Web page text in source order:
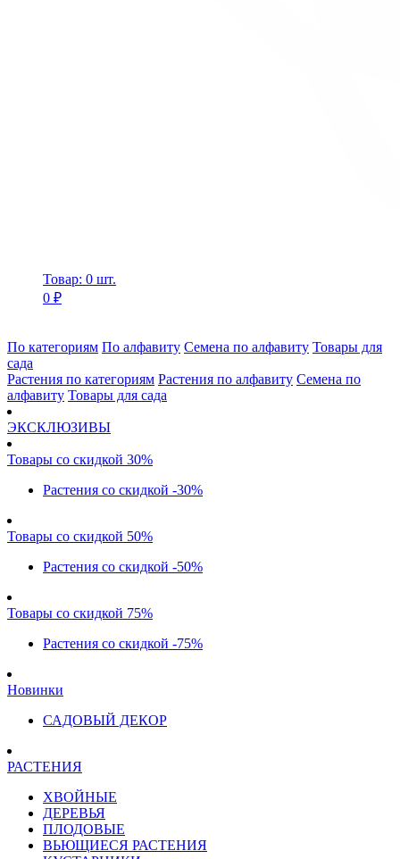
Товар: 0 шт.
0 ₽
По категориям По алфавиту Семена по алфавиту Товары для
сада
Растения по категориям Растения по алфавиту Семена по
алфавиту Товары для сада
ЭКСКЛЮЗИВЫ
Товары со скидкой 30%
Растения со скидкой -30%
Товары со скидкой 50%
Растения со скидкой -50%
Товары со скидкой 75%
Растения со скидкой -75%
Новинки
САДОВЫЙ ДЕКОР
РАСТЕНИЯ
ХВОЙНЫЕ
ДЕРЕВЬЯ
ПЛОДОВЫЕ
ВЬЮЩИЕСЯ РАСТЕНИЯ